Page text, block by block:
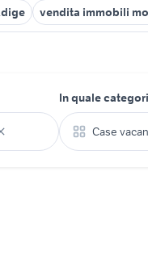
vendita immobili
In quale
Case